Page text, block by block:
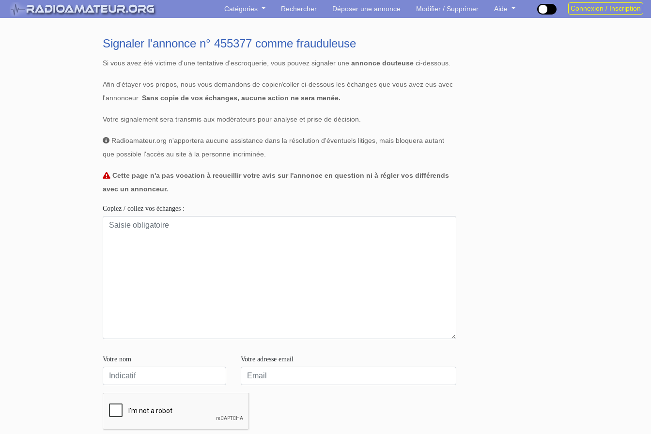
Catégories Rechercher Déposer une annonce Modifier / Supprimer Aide Connexion / Inscription
Signaler l'annonce n° 455377 comme frauduleuse
Si vous avez été victime d'une tentative d'escroquerie, vous pouvez signaler une annonce douteuse ci-dessous.
Afin d'étayer vos propos, nous vous demandons de copier/coller ci-dessous les échanges que vous avez eus avec
l'annonceur. Sans copie de vos échanges, aucune action ne sera menée.
Votre signalement sera transmis aux modérateurs pour analyse et prise de décision.
Radioamateur.org n'apportera aucune assistance dans la résolution d'éventuels litiges, mais bloquera autant
que possible l'accès au site à la personne incriminée.
Cette page n'a pas vocation à recueillir votre avis sur l'annonce en question ni à régler vos différends
avec un annonceur.
Copiez / collez vos échanges :
Votre nom Votre adresse email